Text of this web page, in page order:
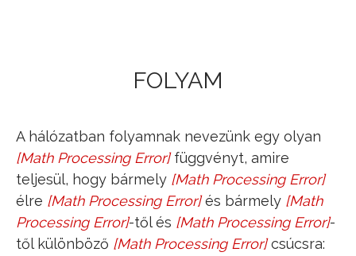
FOLYAM
A hálózatban folyamnak nevezünk egy olyan
[Math Processing Error]
f(e)E→R0+
függvényt, amire
teljesül, hogy bármely [Math Processing Error]
e
élre [Math Processing Error]
0≤f(e) ≤c(e) és bármely [Math
Processing Error]
T
-től és [Math Processing Error]
S
-
től különböző [Math Processing Error]
V csúcsra: